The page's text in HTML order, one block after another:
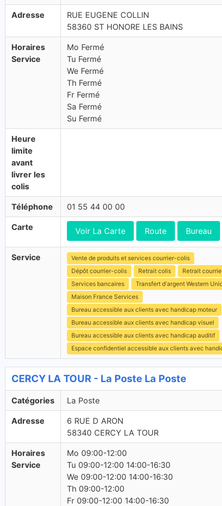
Adresse
RUE EUGENE COLLIN
58360 ST HONORE LES BAINS
Horaires
Service
Mo Fermé
Tu Fermé
We Fermé
Th Fermé
Fr Fermé
Sa Fermé
Su Fermé
Heure
limite
avant
livrer les
colis
Téléphone 01 55 44 00 00
Carte Voir La Carte Route Bureau
Service
Vente de produits et services courrier-colis
Dépôt courrier-colis
Retrait colis
Retrait
Services bancaires
Transfert d'argent Western
Maison France Services
Bureau accessible aux clients avec handicap moteur
Bureau accessible aux clients avec handicap visuel
Bureau accessible aux clients avec handicap auditif
Espace confidentiel accessible aux clients avec
CERCY LA TOUR - La Poste La Poste
Catégories La Poste
Adresse
6 RUE D ARON
58340 CERCY LA TOUR
Horaires
Service
Mo 09:00-12:00
Tu 09:00-12:00 14:00-16:30
We 09:00-12:00 14:00-16:30
Th 09:00-12:00
Fr 09:00-12:00 14:00-16:30